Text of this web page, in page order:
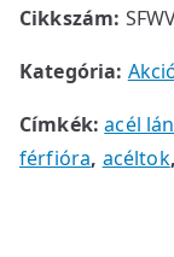
t
.
Cikkszám:
Kategória:
Címkék:acél
férfióra, acéltok